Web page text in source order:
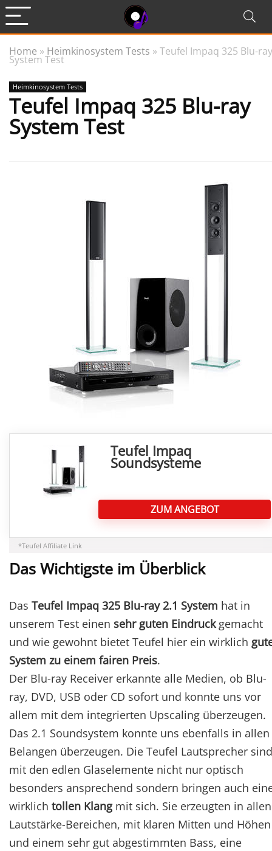
Home » Heimkinosystem Tests » Teufel Impaq 325 Blu-ray
System Test
Heimkinosystem Tests
Teufel Impaq 325 Blu-ray
System Test
Teufel Impaq
Soundsysteme
ZUM ANGEBOT
*Teufel Affiliate Link
Das Wichtigste im Überblick
Das Teufel Impaq 325 Blu-ray 2.1 System hat in
unserem Test einen sehr guten Eindruckgemacht
und wie gewohnt bietet Teufel hier ein wirklich
System zu einem fairen Preis.
Der Blu-ray Receiver erkannte alle Medien, ob Blu-
ray, DVD, USB oder CD sofort und konnte uns vor
allem mit dem integrierten Upscaling überzeugen.
Das 2.1 Soundsystem konnte uns ebenfalls in allen
Belangen überzeugen. Die Teufel Lautsprecher sind
mit den edlen Glaselemente nicht nur optisch
besonders ansprechend sondern bringen auch
wirklich tollen Klangmit sich. Sie erzeugten in allen
Lautstärke-Bereichen, mit klaren Mitten und Höhen
und einem sehr gut abgestimmten Bass, eine